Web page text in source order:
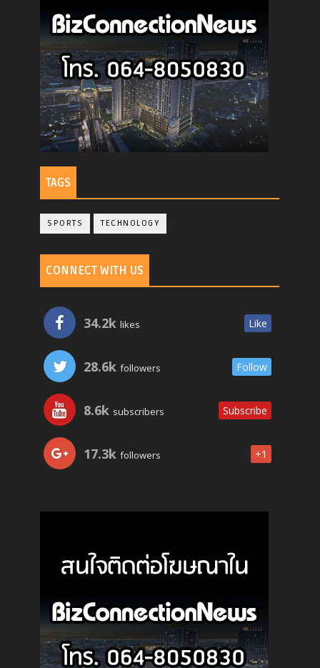
TAGS
SPORTS TECHNOLOGY
CONNECT WITH US
34.2k likes Like
28.6k followers Follow
8.6k subscribers Subscribe
17.3k followers +1